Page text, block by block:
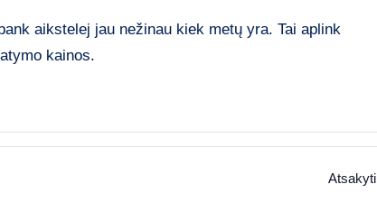
aikstelej jau nežinau kiek metų yra. Tai aplink
kainos.
Atsakyti